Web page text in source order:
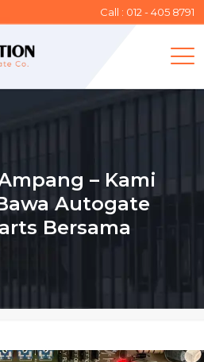
Call : 012 - 405 8791
– Kami
Autogate
Bersama